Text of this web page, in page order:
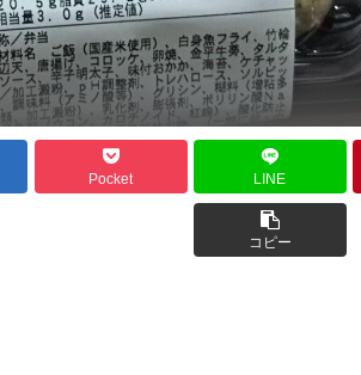
Pocket LINE
コピー